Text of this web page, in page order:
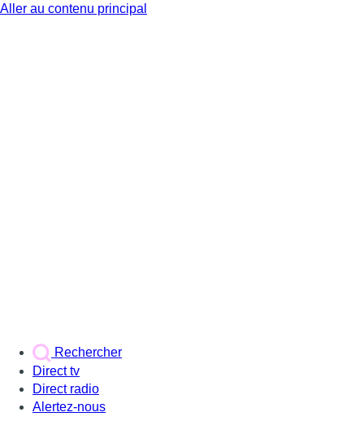
Aller au contenu principal
Rechercher
Direct tv
Direct radio
Alertez-nous